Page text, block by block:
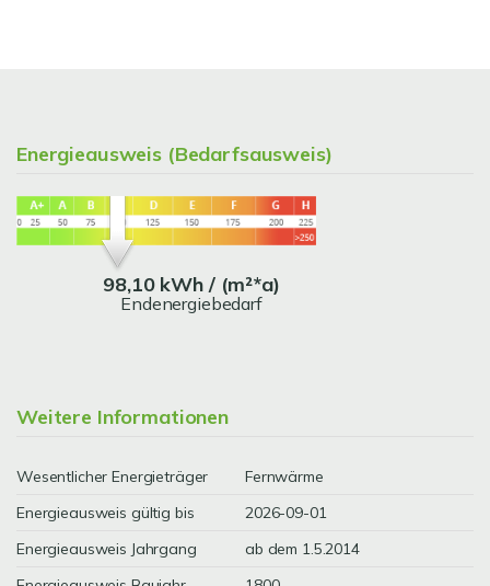
Energieausweis (Bedarfsausweis)
98,10 kWh / (m²*a)
Endenergiebedarf
Weitere Informationen
Wesentlicher Energieträger
Fernwärme
Energieausweis gültig bis
2026-09-01
Energieausweis Jahrgang
ab dem 1.5.2014